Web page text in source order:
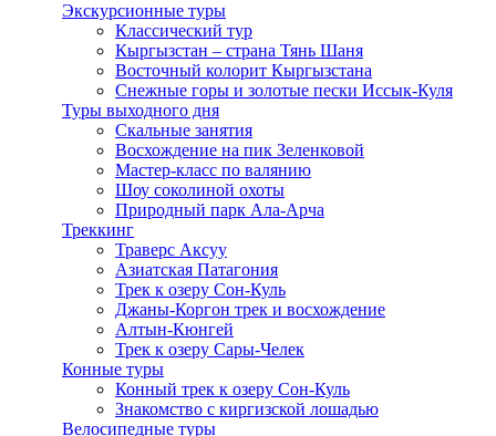
Экскурсионные туры
Классический тур
Кыргызстан – страна Тянь Шаня
Восточный колорит Кыргызстана
Снежные горы и золотые пески Иссык-Куля
Туры выходного дня
Скальные занятия
Восхождение на пик Зеленковой
Мастер-класс по валянию
Шоу соколиной охоты
Природный парк Ала-Арча
Треккинг
Траверс Аксуу
Азиатская Патагония
Трек к озеру Сон-Куль
Джаны-Коргон трек и восхождение
Алтын-Кюнгей
Трек к озеру Сары-Челек
Конные туры
Конный трек к озеру Сон-Куль
Знакомство с киргизской лошадью
Велосипедные туры